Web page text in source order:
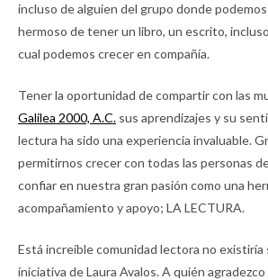
incluso de alguien del grupo donde
hermoso de tener un libro, un escrito,
cual podemos crecer en compañía.
Tener la oportunidad de compartir con las
Galilea 2000, A.C. sus aprendizajes y su
lectura ha sido una experiencia invaluable.
permitirnos crecer con todas las personas
confiar en nuestra gran pasión como una
acompañamiento y apoyo; LA LECTURA.
Está increíble comunidad lectora no existiría
iniciativa deLaura Avalos.A quién